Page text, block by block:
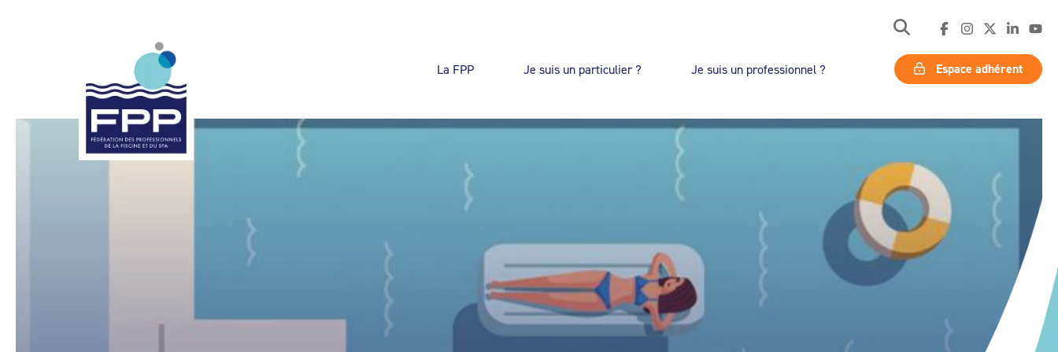
La FPP Je suis un particulier ? Je suis un professionnel ? Espace adhérent